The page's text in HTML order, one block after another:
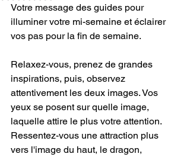
Votre message des guides pour
illuminer votre mi-semaine et éclairer
vos pas pour la fin de semaine.
Relaxez-vous, prenez de grandes
inspirations, puis, observez
attentivement les deux images. Vos
yeux se posent sur quelle image,
laquelle attire le plus votre attention.
Ressentez-vous une attraction plus
vers l'image du haut, le dragon,